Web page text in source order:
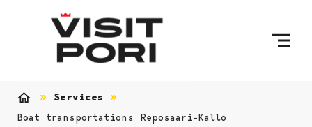
Services
Boat transportations Reposaari-Kallo